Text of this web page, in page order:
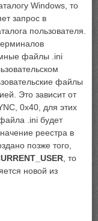
Windows, то
запрос в
пользователя.
файлы .ini
файлы
Это зависит от
0x40, для этих
.ini будет
реестра в
позже того,
, то
новой из